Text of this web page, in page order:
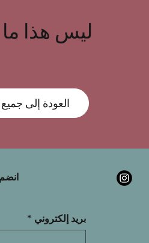
ليس هذا
العودة إلى
بريد إلكتروني *